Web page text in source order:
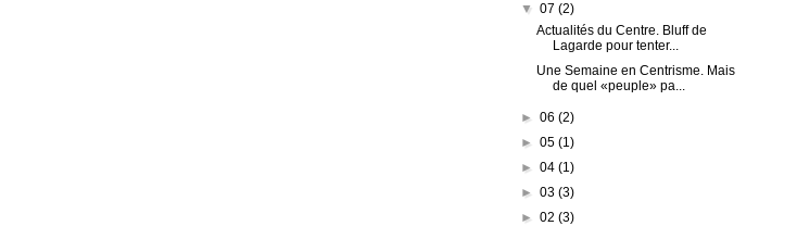
▼ 07 (2)
Actualités du Centre. Bluff de
Lagarde pour tenter...
Une Semaine en Centrisme. Mais
de quel «peuple» pa...
► 06 (2)
► 05 (1)
► 04 (1)
► 03 (3)
► 02 (3)